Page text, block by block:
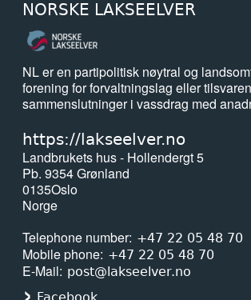
NORSKE LAKSEELVER
NL er en partipolitisk nøytral og
forening for forvaltningslag eller
sammenslutninger i vassdrag med
https://lakseelver.no
Landbrukets hus - Hollendergt 5
Pb. 9354 Grønland
0135Oslo
Norge
Telephone number +47 22 05 48 70
Mobile phone +47 22 05 48 70
E-Mail
post@lakseelver.no